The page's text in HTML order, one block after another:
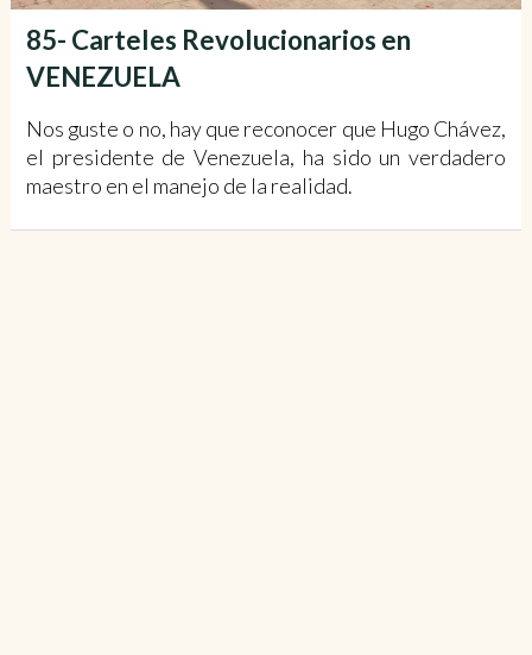
85- Carteles Revolucionarios en
VENEZUELA
Nos guste o no, hay que reconocer que Hugo Chávez,
el presidente de Venezuela, ha sido un verdadero
maestro en el manejo de la realidad.